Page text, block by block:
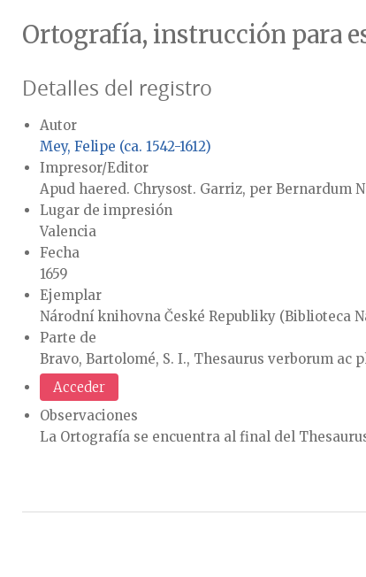
Ortografía, instrucción para
Detalles del registro
Autor
Mey, Felipe (ca. 1542-1612)
Impresor/Editor
Apud haered. Chrysost. Garriz, per Bernardum
Lugar de impresión
Valencia
Fecha
1659
Ejemplar
Národní knihovna České Republiky (Biblioteca
Parte de
Bravo, Bartolomé, S. I., Thesaurus verborum
Acceder
Observaciones
La Ortografía se encuentra al final del